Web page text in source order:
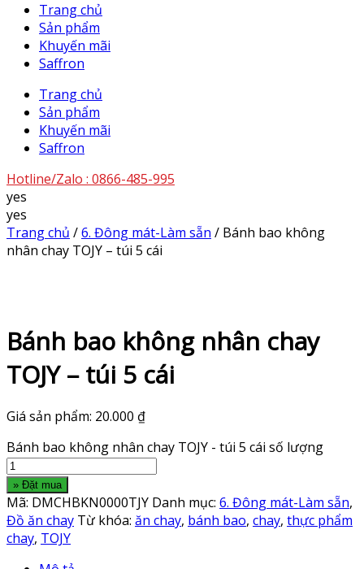
Trang chủ
Sản phẩm
Khuyến mãi
Saffron
Trang chủ
Sản phẩm
Khuyến mãi
Saffron
Hotline/Zalo : 0866-485-995
yes
yes
Trang chủ /6. Đông mát-Làm sẵn / Bánh bao không
nhân chay TOJY – túi 5 cái
Bánh bao không nhân chay
TOJY – túi 5 cái
Giá sản phẩm: 20.000 ₫
Bánh bao không nhân chay TOJY - túi 5 cái số lượng
» Đặt mua
Mã: DMCHBKN0000TJY Danh mục: 6. Đông mát-Làm sẵn,
Đồ ăn chay Từ khóa: ăn chay, bánh bao, chay, thực phẩm
chay, TOJY